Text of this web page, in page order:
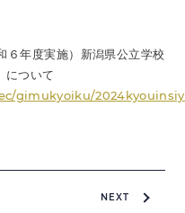
６年度実施）新潟県公立学校
について
gimukyoiku/
NEXT